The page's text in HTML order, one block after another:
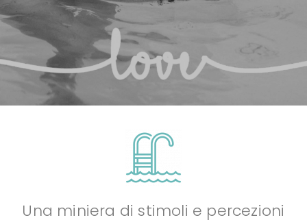
Una miniera di stimoli e percezioni